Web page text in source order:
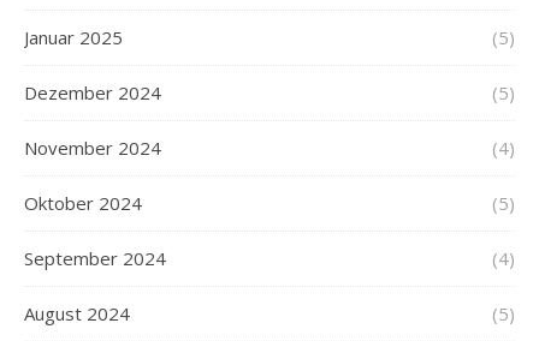
Januar 2025 (5)
Dezember 2024 (5)
November 2024 (4)
Oktober 2024 (5)
September 2024 (4)
August 2024 (5)